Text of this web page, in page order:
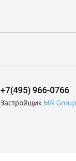
+7(495) 966-0766
Застройщик MR Group